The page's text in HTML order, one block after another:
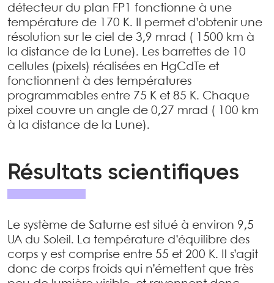
détecteur du plan FP1 fonctionne à une
température de 170 K. Il permet d’obtenir une
résolution sur le ciel de 3,9 mrad ( 1500 km à
la distance de la Lune). Les barrettes de 10
cellules (pixels) réalisées en HgCdTe et
fonctionnent à des températures
programmables entre 75 K et 85 K. Chaque
pixel couvre un angle de 0,27 mrad ( 100 km
à la distance de la Lune).
Résultats scientifiques
Le système de Saturne est situé à environ 9,5
UA du Soleil. La température d’équilibre des
corps y est comprise entre 55 et 200 K. Il s’agit
donc de corps froids qui n’émettent que très